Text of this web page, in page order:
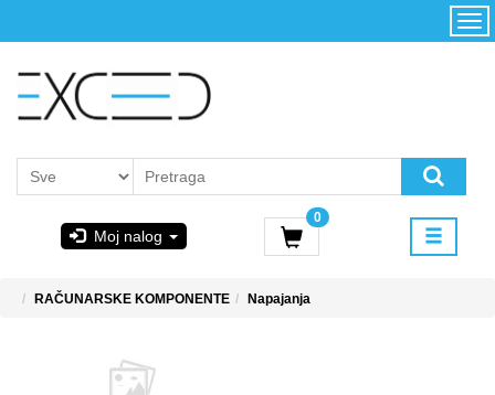
Moj nalog
0
Početna
korišćenja i
RAČUNARSKE KOMPONENTE Napajanja